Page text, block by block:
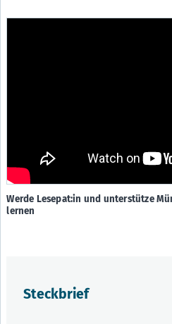
Werde Lesepat:in und unterstütze
lernen
Steckbrief